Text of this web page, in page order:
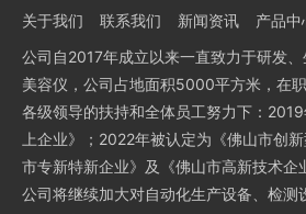
关于我们 联系我们 新闻资讯 产品中
公司自2017年成立以来一直致力于研发
美容仪，公司占地面积5000平方米，在
各级领导的扶持和全体员工努力下：
上企业》；2022年被认定为《佛山市创
市专新特新企业》及《佛山市高新技术企
公司将继续加大对自动化生产设备、检测